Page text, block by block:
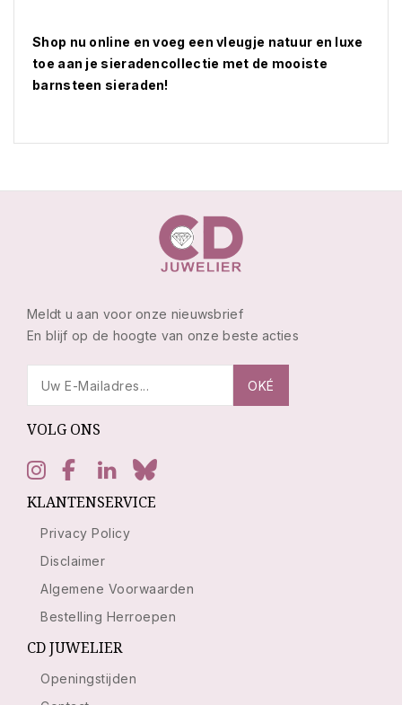
Shop nu online en voeg een vleugje natuur en luxe
toe aan je sieradencollectie met de mooiste
barnsteen sieraden!
Meldt u aan voor onze nieuwsbrief
En blijf op de hoogte van onze beste acties
VOLG ONS
KLANTENSERVICE
Privacy Policy
Disclaimer
Algemene Voorwaarden
Bestelling Herroepen
CD JUWELIER
Openingstijden